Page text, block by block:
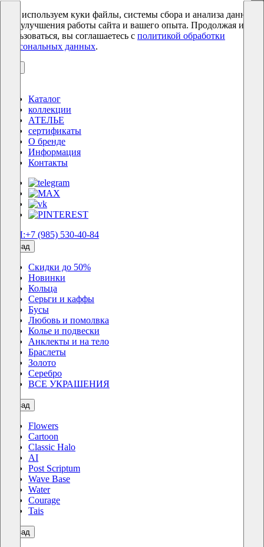
Мы используем куки файлы, системы сбора и анализа данных
для улучшения работы сайта и вашего опыта. Продолжая им
пользоваться, вы соглашаетесь с политикой обработки
персональных данных.
Каталог
коллекции
АТЕЛЬЕ
сертификаты
О бренде
Информация
Контакты
ТЕЛ:+7 (985) 530-40-84
назад
Скидки до 50%
Новинки
Кольца
Серьги и каффы
Бусы
Любовь и помолвка
Колье и подвески
Анклекты и на тело
Браслеты
Золото
Серебро
ВСЕ УКРАШЕНИЯ
назад
Flowers
Cartoon
Classic Halo
AI
Post Scriptum
Wave Base
Water
Courage
Tais
назад